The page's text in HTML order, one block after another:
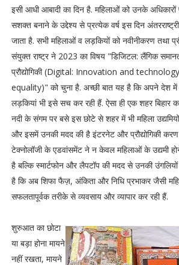
इसी आधी आबादी का दिन है. महिलाओं को उनके
सशक्त बनाने के उद्देश्य से प्रत्येक वर्ष इस दिन
जाता है. सभी महिलाओं व लड़कियों को नवीनीकरण तथा
संयुक्त राष्ट्र ने 2023 का विषय "डिजिटल: लैंगिक
प्रौद्योगिकी (Digital: Innovation and
equality)" को चुना है. अच्छी बात यह है कि अपने देश में
लड़कियां भी इसे सच कर रही हैं. ऐसा ही एक शहर बिहार
नदी के संगम पर बसे इस छोटे से शहर में भी महिला
और इसमें उनकी मदद की है इंटरनेट और प्रौद्योगिकी
टेक्नोलॉजी के एडवांसमेंट ने न केवल महिलाओं के उद्यमी
है बल्कि स्मार्टफोन और लैपटॉप की मदद से उनकी उंगलियों
है कि अब शिफा फैज़, अंकिता और निधि प्रभाकर जैसी
सफलतापूर्वक तरीके से व्यवसाय और व्यापार कर रही हैं.
शुरुआत का छोटा
या बड़ा होना मायने
नहीं रखता, मायने